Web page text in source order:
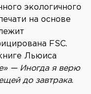
экологичного
на основе
FSC.
Льюиса
— Иногда я верю
до завтрака.